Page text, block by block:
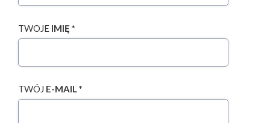
TWOJE IMIĘ *
TWÓJ E-MAIL *